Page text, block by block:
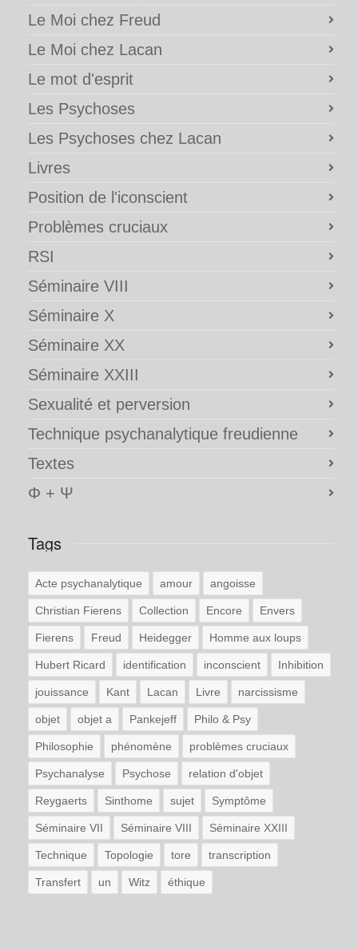
Le Moi chez Freud
Le Moi chez Lacan
Le mot d'esprit
Les Psychoses
Les Psychoses chez Lacan
Livres
Position de l'iconscient
Problèmes cruciaux
RSI
Séminaire VIII
Séminaire X
Séminaire XX
Séminaire XXIII
Sexualité et perversion
Technique psychanalytique freudienne
Textes
Φ + Ψ
Tags
Acte psychanalytique amour angoisse
Christian Fierens Collection Encore Envers
Fierens Freud Heidegger Homme aux loups
Hubert Ricard identification inconscient Inhibition
jouissance Kant Lacan Livre narcissisme
objet objet a Pankejeff Philo & Psy
Philosophie phénomène problèmes cruciaux
Psychanalyse Psychose relation d'objet
Reygaerts Sinthome sujet Symptôme
Séminaire VII Séminaire VIII Séminaire XXIII
Technique Topologie tore transcription
Transfert un Witz éthique